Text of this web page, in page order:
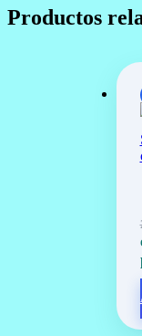
Productos